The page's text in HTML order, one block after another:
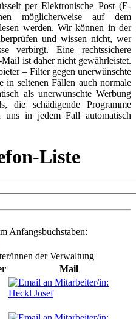
per Elektronische Post (E-
möglicherweise auf dem
werden. Wir können in der
und wissen nicht, wer
verbirgt. Eine rechtssichere
ist daher nicht gewährleistet.
– Filter gegen unerwünschte
in seltenen Fällen auch normale
als unerwünschte Werbung
die schädigende Programme
uns in jedem Fall automatisch
Liste
Anfangsbuchstaben:
innen der Verwaltung
Mail